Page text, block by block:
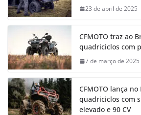
23 de abril de 2025
CFMOTO traz ao
quadriciclos com
7 de março de 2025
CFMOTO lança
quadriciclos com
elevado e 90 CV